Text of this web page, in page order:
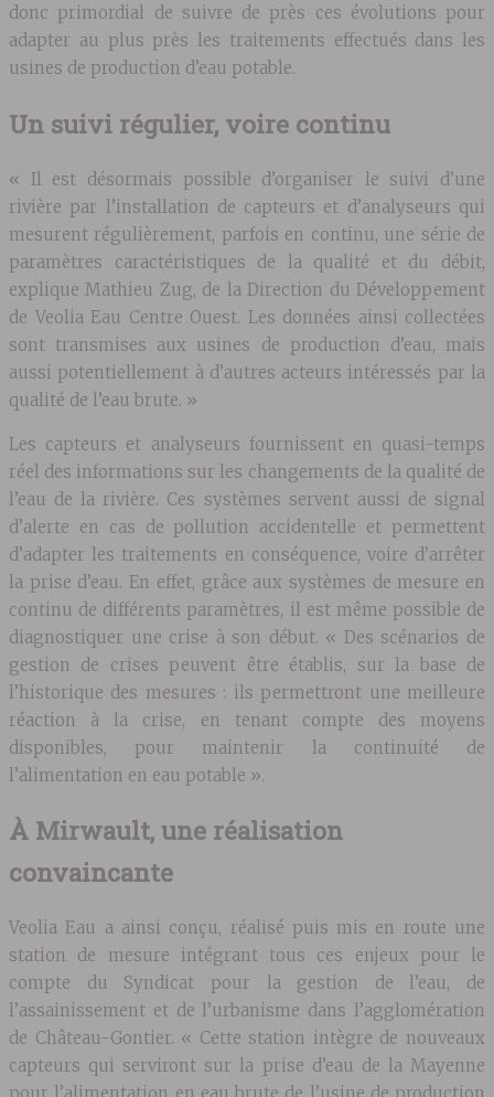
donc primordial de suivre de près ces évolutions pour
adapter au plus près les traitements effectués dans les
usines de production d’eau potable.
Un suivi régulier, voire continu
« Il est désormais possible d’organiser le suivi d’une
rivière par l’installation de capteurs et d’analyseurs qui
mesurent régulièrement, parfois en continu, une série de
paramètres caractéristiques de la qualité et du débit,
explique Mathieu Zug, de la Direction du Développement
de Veolia Eau Centre Ouest. Les données ainsi collectées
sont transmises aux usines de production d’eau, mais
aussi potentiellement à d’autres acteurs intéressés par la
qualité de l’eau brute. »
Les capteurs et analyseurs fournissent en quasi-temps
réel des informations sur les changements de la qualité de
l’eau de la rivière. Ces systèmes servent aussi de signal
d’alerte en cas de pollution accidentelle et permettent
d’adapter les traitements en conséquence, voire d’arrêter
la prise d’eau. En effet, grâce aux systèmes de mesure en
continu de différents paramètres, il est même possible de
diagnostiquer une crise à son début. « Des scénarios de
gestion de crises peuvent être établis, sur la base de
l’historique des mesures : ils permettront une meilleure
réaction à la crise, en tenant compte des moyens
disponibles, pour maintenir la continuité de
l’alimentation en eau potable ».
À Mirwault, une réalisation
convaincante
Veolia Eau a ainsi conçu, réalisé puis mis en route une
station de mesure intégrant tous ces enjeux pour le
compte du Syndicat pour la gestion de l’eau, de
l’assainissement et de l’urbanisme dans l’agglomération
de Château-Gontier. « Cette station intègre de nouveaux
capteurs qui serviront sur la prise d’eau de la Mayenne